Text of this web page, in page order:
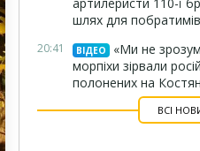
шлях для побратимів
20:41 ВІДЕО
«Ми не
морпіхи зірвали
полонених на
ВСІ